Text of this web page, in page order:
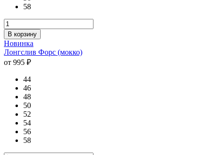
58
В корзину
Новинка
Лонгслив Форс (мокко)
от 995 ₽
44
46
48
50
52
54
56
58